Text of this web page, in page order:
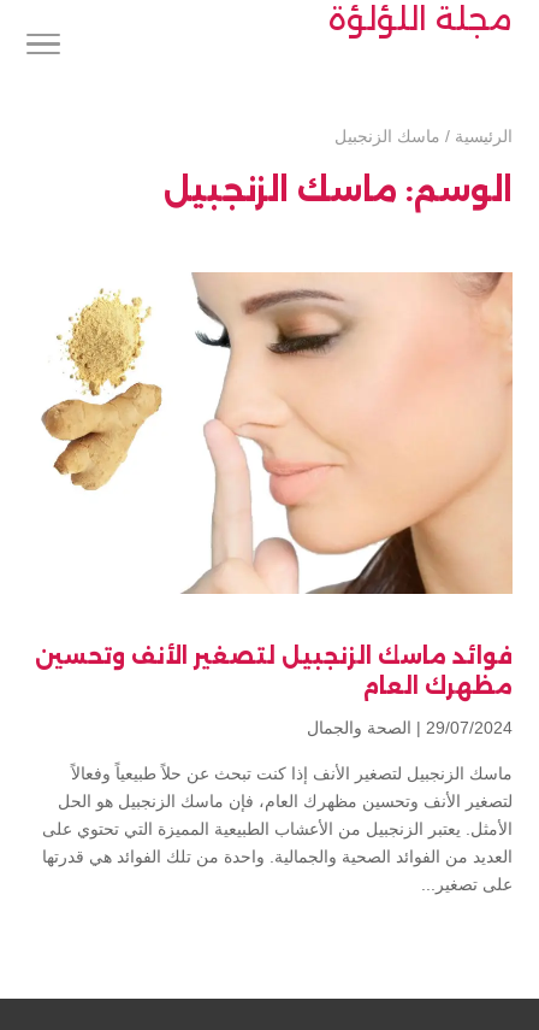
مجلة اللؤلؤة
الرئيسية / ماسك الزنجبيل
الوسم: ماسك الزنجبيل
فوائد ماسك الزنجبيل لتصغير الأنف وتحسين
مظهرك العام
29/07/2024 | الصحة والجمال
ماسك الزنجبيل لتصغير الأنف إذا كنت تبحث عن حلاً طبيعياً وفعالاً
لتصغير الأنف وتحسين مظهرك العام، فإن ماسك الزنجبيل هو الحل
الأمثل. يعتبر الزنجبيل من الأعشاب الطبيعية المميزة التي تحتوي على
العديد من الفوائد الصحية والجمالية. واحدة من تلك الفوائد هي قدرتها
على تصغير...